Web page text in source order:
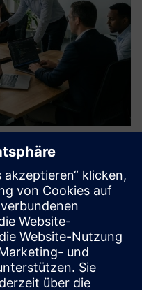
Testing
, OT- und
reale Angriffe, um
menschliche Faktoren